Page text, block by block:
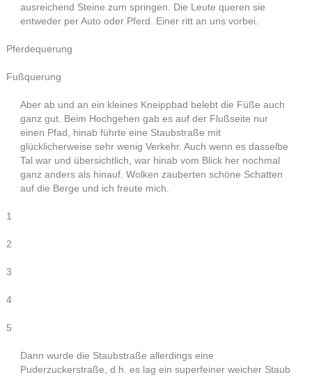
ausreichend Steine zum springen. Die Leute queren sie
entweder per Auto oder Pferd. Einer ritt an uns vorbei.
Pferdequerung
Fußquerung
Aber ab und an ein kleines Kneippbad belebt die Füße auch
ganz gut. Beim Hochgehen gab es auf der Flußseite nur
einen Pfad, hinab führte eine Staubstraße mit
glücklicherweise sehr wenig Verkehr. Auch wenn es dasselbe
Tal war und übersichtlich, war hinab vom Blick her nochmal
ganz anders als hinauf. Wolken zauberten schöne Schatten
auf die Berge und ich freute mich.
1
2
3
4
5
Dann wurde die Staubstraße allerdings eine
Puderzuckerstraße, d.h. es lag ein superfeiner weicher Staub